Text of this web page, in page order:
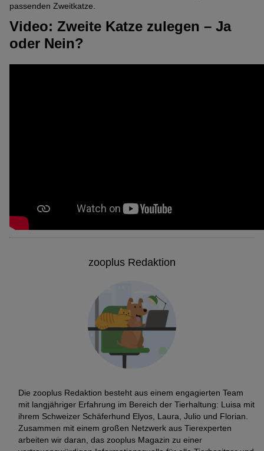
passenden Zweitkatze.
Video: Zweite Katze zulegen – Ja
oder Nein?
zooplus Redaktion
Die zooplus Redaktion besteht aus einem engagierten Team
mit langjähriger Erfahrung im Bereich der Tierhaltung: Luisa mit
ihrem Schweizer Schäferhund Elyos, Laura, Julio und Florian.
Zusammen mit einem großen Netzwerk aus Tierexperten
arbeiten wir daran, das zooplus Magazin zu einer